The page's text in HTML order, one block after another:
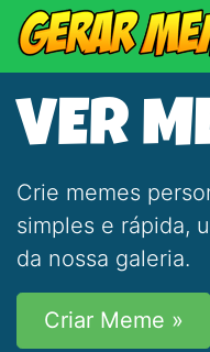
VER
Crie memes
simples e rápida,
da nossa galeria.
Criar Meme »